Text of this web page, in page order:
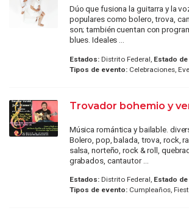
Dúo que fusiona la guitarra y la
populares como bolero, trova,
son; también cuentan con
blues. Ideales ...
Estados:Distrito Federal, Estado
Tipos de evento:Celebraciones,
Trovador bohemio y
Música romántica y bailable.
Bolero, pop, balada, trova, rock,
salsa, norteño, rock & roll,
grabados, cantautor ...
Estados:Distrito Federal, Estado
Tipos de evento:Cumpleaños,